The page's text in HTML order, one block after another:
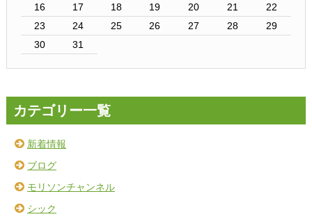
16
17 18 19 20 21
22
23
24 25 26 27 28
29
30
31
カテゴリー一覧
新着情報
ブログ
モリソンチャンネル
シック